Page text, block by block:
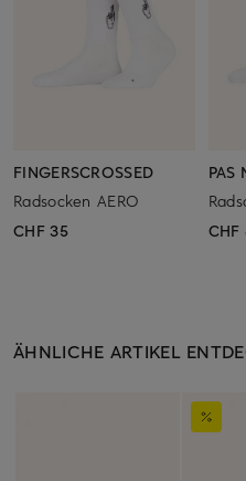
FINGERSCROSSED
Radsocken AERO
CHF 35
PAS
CHF
ÄHNLICHE ARTIKEL